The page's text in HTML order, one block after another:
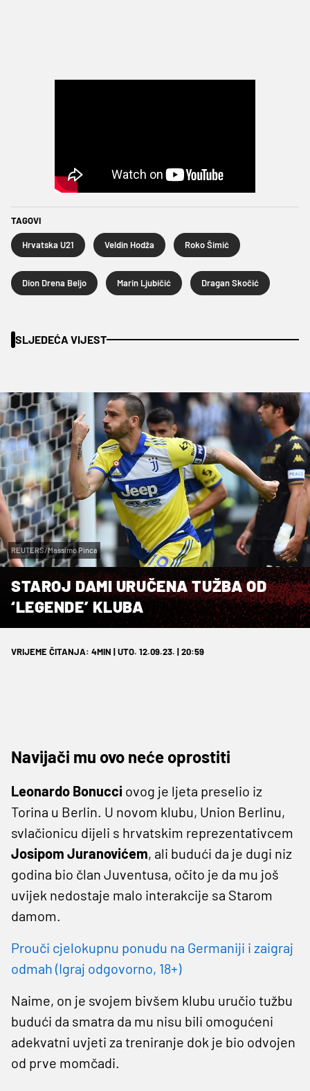
TAGOVI
Hrvatska U21 Veldin Hodža Roko Šimić
Dion Drena Beljo Marin Ljubičić Dragan Skočić
SLJEDEĆA VIJEST
REUTERS/Massimo Pinca
STAROJ DAMI URUČENA TUŽBA OD
‘LEGENDE’ KLUBA
VRIJEME ČITANJA: 4MIN | UTO. 12.09.23. | 20:59
Navijači mu ovo neće oprostiti
Leonardo Bonucci ovog je ljeta preselio iz
Torina u Berlin. U novom klubu, Union Berlinu,
svlačionicu dijeli s hrvatskim reprezentativcem
Josipom Juranovićem, ali budući da je dugi niz
godina bio član Juventusa, očito je da mu još
uvijek nedostaje malo interakcije sa Starom
damom.
Prouči cjelokupnu ponudu na Germaniji i zaigraj
odmah (Igraj odgovorno, 18+)
Naime, on je svojem bivšem klubu uručio tužbu
budući da smatra da mu nisu bili omogućeni
adekvatni uvjeti za treniranje dok je bio odvojen
od prve momčadi.